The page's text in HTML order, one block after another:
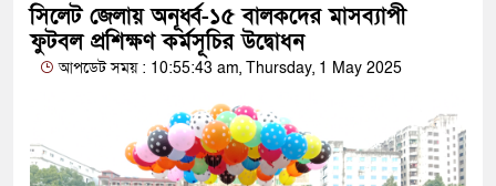
সিলেট জেলায় অনূর্ধ্ব-১৫ বালকদের মাসব্যাপী
ফুটবল প্রশিক্ষণ কর্মসূচির উদ্বোধন
আপডেট সময় : 10:55:43 am, Thursday, 1 May 2025